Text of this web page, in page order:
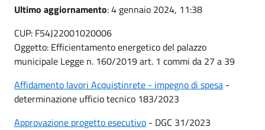
Ultimo aggiornamento: 4 gennaio 2024, 11:38
CUP: F54J22001020006
Oggetto: Efficientamento energetico del palazzo
municipale Legge n. 160/2019 art. 1 commi da 27 a 39
Affidamento lavori Acquistinrete - impegno di spesa -
determinazione ufficio tecnico 183/2023
Approvazione progetto esecutivo - DGC 31/2023